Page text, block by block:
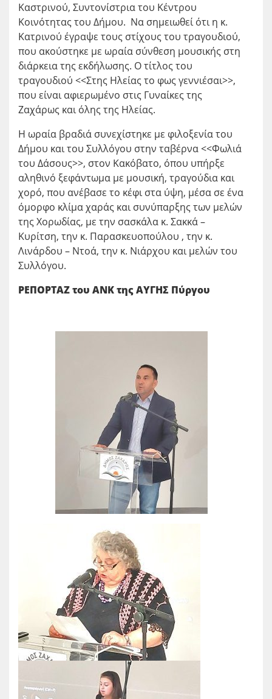
Καστρινού, Συντονίστρια του Κέντρου
Κοινότητας του Δήμου. Να σημειωθεί ότι η κ.
Κατρινού έγραψε τους στίχους του τραγουδιού,
που ακούστηκε με ωραία σύνθεση μουσικής στη
διάρκεια της εκδήλωσης. Ο τίτλος του
τραγουδιού <<Στης Ηλείας το φως γεννιέσαι>>,
που είναι αφιερωμένο στις Γυναίκες της
Ζαχάρως και όλης της Ηλείας.
Η ωραία βραδιά συνεχίστηκε με φιλοξενία του
Δήμου και του Συλλόγου στην ταβέρνα <<Φωλιά
του Δάσους>>, στον Κακόβατο, όπου υπήρξε
αληθινό ξεφάντωμα με μουσική, τραγούδια και
χορό, που ανέβασε το κέφι στα ύψη, μέσα σε ένα
όμορφο κλίμα χαράς και συνύπαρξης των μελών
της Χορωδίας, με την σασκάλα κ. Σακκά –
Κυρίτση, την κ. Παρασκευοπούλου , την κ.
Λινάρδου – Ντοά, την κ. Νιάρχου και μελών του
Συλλόγου.
ΡΕΠΟΡΤΑΖ του ΑΝΚ της ΑΥΓΗΣ Πύργου